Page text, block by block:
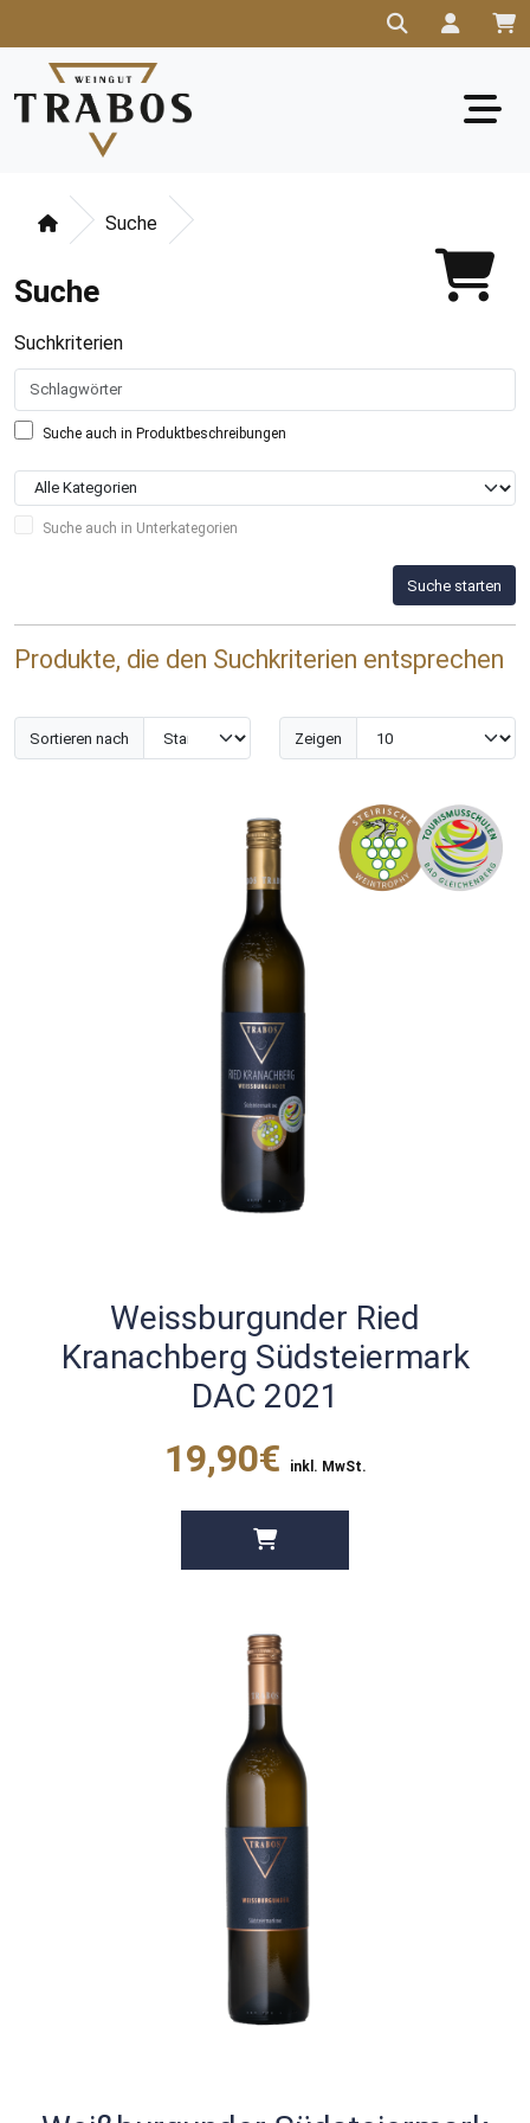
Suche
Suche
Suchkriterien
Suche auch in Produktbeschreibungen
Suche auch in Unterkategorien
Suche starten
Produkte, die den Suchkriterien entsprechen
Sortieren nach Zeigen
Weissburgunder Ried
Kranachberg Südsteiermark
DAC 2021
19,90€ inkl. MwSt.